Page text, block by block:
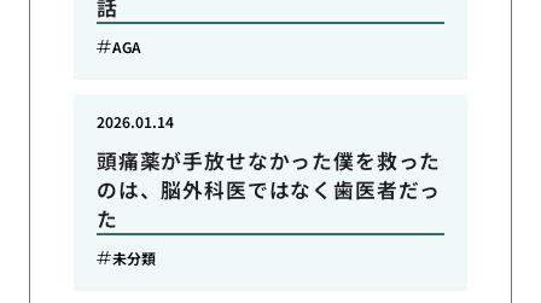
話
AGA
頭痛薬が手放せなかった僕を救った
のは、脳外科医ではなく歯医者だっ
た
2026.01.14
未分類